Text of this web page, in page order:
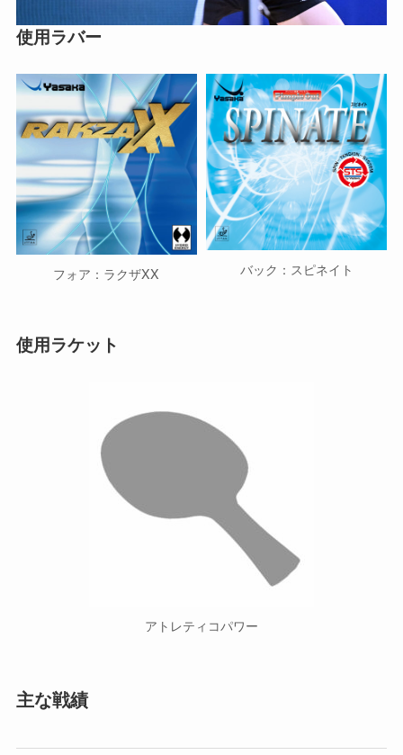
使用ラバー
フォア：ラクザXX バック：スピネイト
使用ラケット
アトレティコパワー
主な戦績